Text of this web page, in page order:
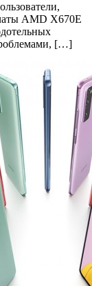
AMD X670E
[…]